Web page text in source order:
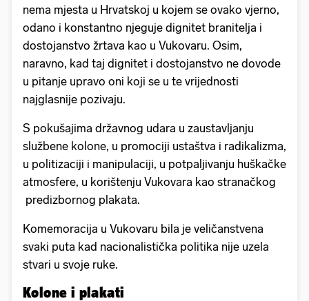
nema mjesta u Hrvatskoj u kojem se ovako vjerno,
odano i konstantno njeguje dignitet branitelja i
dostojanstvo žrtava kao u Vukovaru. Osim,
naravno, kad taj dignitet i dostojanstvo ne dovode
u pitanje upravo oni koji se u te vrijednosti
najglasnije pozivaju.
S pokušajima državnog udara u zaustavljanju
službene kolone, u promociji ustaštva i radikalizma,
u politizaciji i manipulaciji, u potpaljivanju huškačke
atmosfere, u korištenju Vukovara kao stranačkog
predizbornog plakata.
Komemoracija u Vukovaru bila je veličanstvena
svaki puta kad nacionalistička politika nije uzela
stvari u svoje ruke.
Kolone i plakati